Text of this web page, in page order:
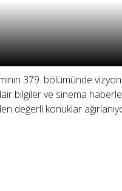
379. bölümünde
bilgiler ve sinema
değerli konuklar